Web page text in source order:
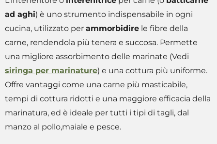
ad aghi) è uno strumento indispensabile in ogni
cucina, utilizzato per ammorbidire le fibre della
carne, rendendola più tenera e succosa. Permette
una migliore assorbimento delle marinate (Vedi
siringa per marinature) e una cottura più uniforme.
Offre vantaggi come una carne più masticabile,
tempi di cottura ridotti e una maggiore efficacia della
marinatura, ed è ideale per tutti i tipi di tagli, dal
manzo al pollo,maiale e pesce.